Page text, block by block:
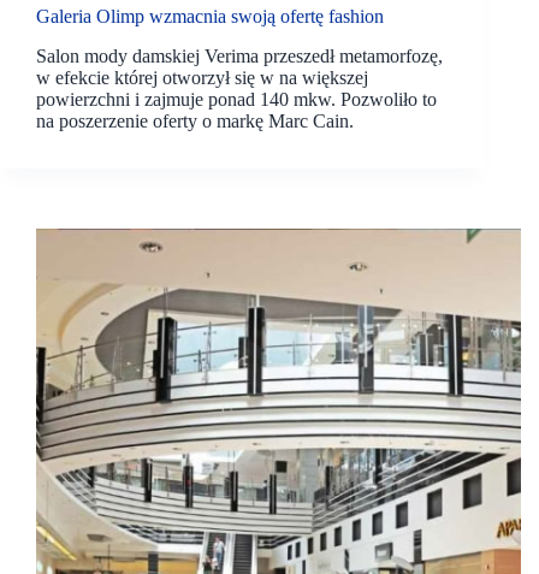
Galeria Olimp wzmacnia swoją ofertę fashion
Salon mody damskiej Verima przeszedł metamorfozę,
w efekcie której otworzył się w na większej
powierzchni i zajmuje ponad 140 mkw. Pozwoliło to
na poszerzenie oferty o markę Marc Cain.